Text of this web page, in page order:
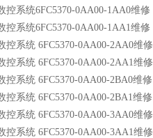
控系统6FC5370-0AA00-1AA0维修
控系统6FC5370-0AA00-1AA1维修
控系统 6FC5370-0AA00-2AA0维修
控系统 6FC5370-0AA00-2AA1维修
控系统 6FC5370-0AA00-2BA0维修
控系统 6FC5370-0AA00-2BA1维修
控系统 6FC5370-0AA00-3AA0维修
控系统 6FC5370-0AA00-3AA1维修